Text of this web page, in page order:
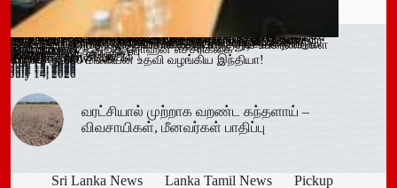
ஓகஸ்ட் நடுப்பகுதி வரை அபாயம் – வவுனியாவிலும் 67 பேருக்கு
டெங்கு உறுதி
July 16, 2026
இளைஞர்களை போதைக்கு இட்டுச் செல்லும் சமூக ஊடக
விளம்பரங்கள் – அஜித் ரொஹன எச்சரிக்கை
July 15, 2026
காலி சிறையை குறிவைத்து போதைப்பொருள் கடத்தல் முயற்சி
முறியடிப்பு
July 15, 2026
வவுனியா மாநகர முதல்வரை பதவி நீக்கும் வர்த்தமானிக்கு
இடைக்காலத் தடை நீடிப்பு
July 15, 2026
கந்தளாயில் பொலிஸ் விசேட சோதனை!
July 15, 2026
வவுனியா – போகஸ்வெவ வீதி (B442) அபிவிருத்திப் பணிகள்
ஆரம்பம்!
July 15, 2026
அரச அதிகாரிகளுக்கான விடுமுறை விதிகளில் திருத்தம்;
அமைச்சரவை ஒப்புதல்
July 15, 2026
மஸ்கெலியா பொலிஸ் பிரிவில் போதைப்பொருளுடன் இருவர்
கைது!
July 15, 2026
பூநகரி பிரதேச செயலகத்தின் புதிய உதவிப் பிரதேச செயலாளர்
கடமையேற்பு!
July 15, 2026
யாழ். மாவட்ட கல்வி அபிவிருத்தி உப குழுக் கூட்டம்!
July 15, 2026
புதுக்குடியிருப்பு பாடசாலையில் பதற்றம்; சக மாணவர்களை
தாக்கிய மூவர் சிறையில்
July 14, 2026
கல்வயல் நுணாவில் வீதியின் பாலத்திற்கான அடிக்கல் நாட்டும்
விழா!
July 14, 2026
தெனியாய ஆரம்ப வைத்தியசாலைக்கு மருத்துவ உபகரணங்கள்
வழங்க ரூ.600 மில்லியன் உதவி வழங்கிய இந்தியா!
July 14, 2026
Trending now
வரட்சியால் முற்றாக வறண்ட கந்தளாய் –
விவசாயிகள், மீனவர்கள் பாதிப்பு
Sri Lanka News Lanka Tamil News
Pickup